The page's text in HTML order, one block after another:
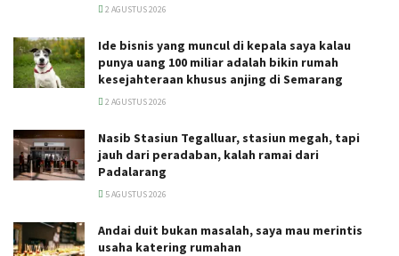
2 AGUSTUS 2026
Ide bisnis yang muncul di kepala saya kalau
punya uang 100 miliar adalah bikin rumah
kesejahteraan khusus anjing di Semarang
2 AGUSTUS 2026
Nasib Stasiun Tegalluar, stasiun megah, tapi
jauh dari peradaban, kalah ramai dari
Padalarang
5 AGUSTUS 2026
Andai duit bukan masalah, saya mau merintis
usaha katering rumahan